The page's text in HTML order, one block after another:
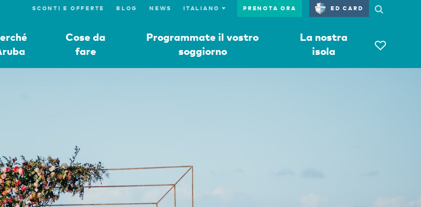
SCONTI E OFFERTE BLOG NEWS PRENOTA ORA ED CARD
Cose da
fare
Programmate il vostro
soggiorno
La nostra
isola